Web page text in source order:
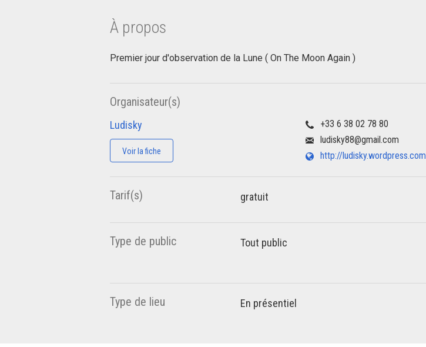
À propos
Premier jour d'observation de la Lune ( On The Moon Again )
Organisateur(s)
Ludisky
Voir la fiche
+33 6 38 02 78 80
ludisky88@gmail.com
http://ludisky.wordpress.com
Tarif(s) gratuit
Type de public Tout public
Type de lieu En présentiel